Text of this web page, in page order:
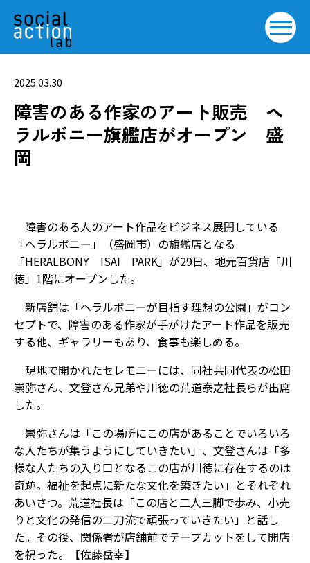
2025.03.30
障害のある作家のアート販売 ヘ
ラルボニー旗艦店がオープン 盛
岡
障害のある人のアート作品をビジネス展開している
「ヘラルボニー」（盛岡市）の旗艦店となる
「HERALBONY ISAI PARK」が29日、地元百貨店「川
徳」1階にオープンした。
新店舗は「ヘラルボニーが目指す理想の公園」がコン
セプトで、障害のある作家が手がけたアート作品を販売
する他、ギャラリーもあり、食事も楽しめる。
現地で開かれたセレモニーには、同社共同代表の松田
崇弥さん、文登さん兄弟や川徳の荒道泰之社長らが出席
した。
崇弥さんは「この場所にこの店があることでいろいろ
な人たちが集うようにしていきたい」、文登さんは「多
様な人たちの入り口となるこの店が川徳に存在するのは
奇跡。福祉を起点に新たな文化を築きたい」とそれぞれ
あいさつ。荒道社長は「この店と二人三脚で歩み、小売
りと文化の発信の二刀流で頑張っていきたい」と話し
た。その後、関係者が店舗前でテープカットをして開店
を祝った。【佐藤岳幸】